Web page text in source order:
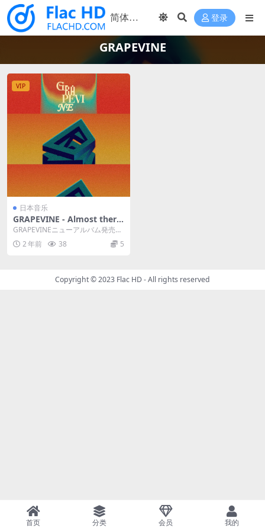
登录
GRAPEVINE
VIP
日本音乐
GRAPEVINE - Almost there
2023 [24bit/96kHz] [Hi-Res
Flac 1.03GB]
GRAPEVINEニューアルバム発売決
定!各界から高い評価を受け、スマ
ッシュヒッ...
2 年前 38 5
Copyright © 2023 Flac HD- All rights reserved
首页 分类 会员 我的